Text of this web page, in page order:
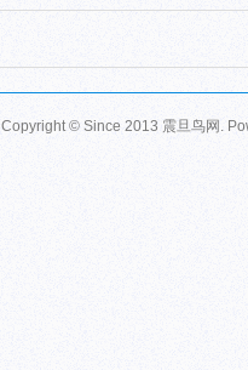
Copyright © Since 2013 震旦鸟网 .